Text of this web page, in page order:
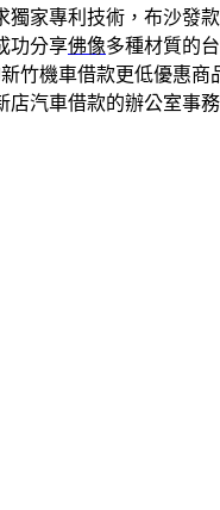
獨家專利技術，布沙發
功分享佛像多種材質的
竹機車借款更低優惠商
店汽車借款的辦公室事